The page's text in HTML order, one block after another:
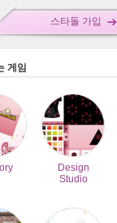
스타돌 가입
게임
Design
Studio